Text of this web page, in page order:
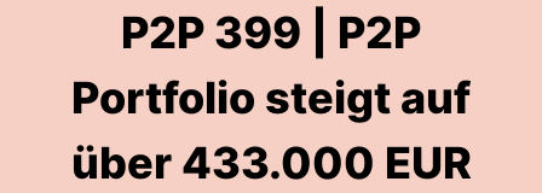
P2P 399 | P2P
Portfolio steigt auf
über 433.000 EUR